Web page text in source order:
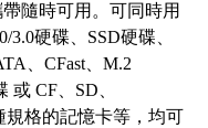
隨時可用。可同時用
硬碟、SSD硬碟、
、CFast、M.2
CF、SD、
規格的記憶卡等，均可